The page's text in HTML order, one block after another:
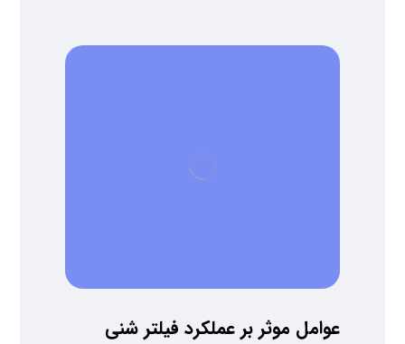
عوامل موثر بر عملکرد فیلتر شنی